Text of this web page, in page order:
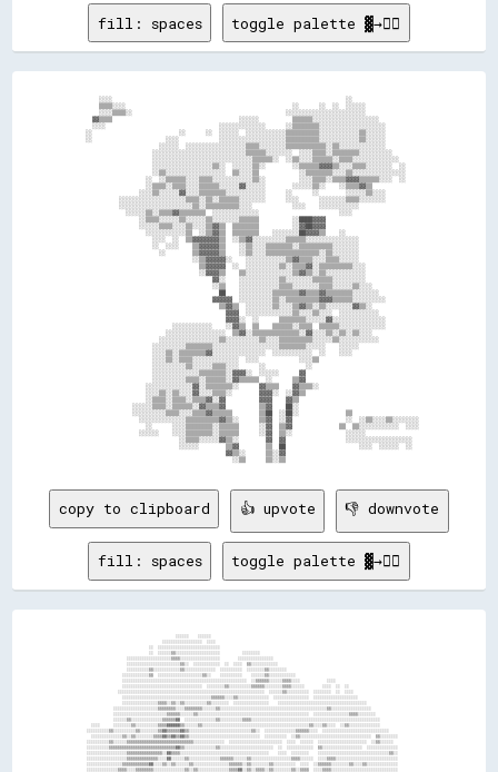
fill: spaces toggle palette ▓→✊🏽
      ░░░░                                                                      ░░
      ▒▒▒▒░░░░                                                  ░░      ░░  ░░  ░░░░░░
      ░░░░▒▒▒▒░░                                              ░░░░░░░░░░░░░░░░░░░░░░░░
    ▓▓▒▒▒▒                                      ░░░░░░          ▒▒▒▒▒▒░░░░░░░░░░░░░░░░░░░░
    ░░░░                                  ░░░░░░░░░░░░░░      ░░▒▒▒▒▒▒▒▒░░░░░░░░░░░░░░░░░░░░
  ░░                          ░░      ░░  ░░░░░░  ░░░░░░░░░░░░▒▒▒▒▒▒▒▒▒▒░░░░░░░░░░░░▒▒░░░░░░
  ░░                      ░░░░            ░░░░░░░░░░░░░░░░░░░░▒▒▒▒▒▒▒▒▒▒░░░░░░░░░░░░▒▒░░░░░░
                        ░░░░░░  ░░░░░░░░░░░░░░░░░░▒▒▒▒░░░░░░░░▒▒▒▒▒▒▒▒▒▒▒▒░░▒▒░░░░░░░░░░░░░░
                      ░░░░░░░░░░░░░░░░░░░░░░░░░░░░▒▒▒▒▒▒░░░░░░░░  ░░░░▒▒▒▒░░▒▒▒▒▒▒▒▒░░░░░░░░░░
                      ░░░░░░░░░░░░░░░░░░░░░░░░░░░░░░▒▒▒▒▒▒░░  ░░▒▒░░░░▒▒▒▒▒▒░░▒▒▒▒░░░░░░░░░░░░░░
                      ░░░░░░░░░░░░░░░░░░▒▒░░  ░░░░░░▒▒░░        ░░▒▒▒▒▒▒▓▓▓▓▒▒░░░░▒▒▒▒░░░░░░░░  ░░
                      ░░▒▒░░░░░░░░░░░░░░░░░░  ▒▒░░░░▒▒            ░░▒▒▒▒▒▒▒▒░░░░▒▒░░░░░░░░░░░░░░░░
                    ░░  ░░▒▒▒▒▒▒░░░░▒▒▒▒░░░░░░░░░░░░▒▒░░          ░░░░▒▒▒▒░░▒▒▒▒▓▓▓▓▒▒▒▒▒▒░░░░  ░░
                    ░░▒▒▒▒░░▒▒▒▒░░░░▒▒▒▒▒▒░░░░░░▓▓░░░░░░        ░░░░░░▒▒░░    ░░▒▒▒▒▓▓▒▒
                  ░░░░▒▒░░░░░░▓▓░░░░▒▒▒▒▒▒▒▒░░░░░░░░░░░░      ░░      ░░        ░░░░░░▒▒░░░░
            ░░░░░░░░░░░░░░░░░░░░▒▒▒▒░░▒▒░░▒▒▒▒▒▒░░░░░░░░      ░░░░      ░░░░░░░░▒▒▒▒░░░░░░░░
            ░░░░░░░░░░░░░░░░░░░░░░▒▒░░▒▒▒▒▒▒▒▒▒▒░░░░            ░░░░    ░░░░░░░░░░░░
              ░░░░░░▒▒░░▒▒▒▒▓▓▒▒▒▒▒▒▒▒  ░░░░░░░░░░░░░░                        ░░░░
                  ░░▒▒▒▒░░░░░░▒▒░░░░░░▒▒░░░░░░░░▒▒▒▒▒▒          ░░████▓▓▓▓
                  ░░░░░░▒▒▒▒░░░░▒▒░░░░▒▒▓▓▒▒  ▒▒▒▒▒▒▒▒          ░░▓▓██▓▓▓▓
                    ░░░░░░░░░░░░▒▒  ░░▒▒▓▓▒▒  ▒▒▒▒▒▒▒▒    ░░░░░░░░██▓▓▓▓▒▒    ░░
                      ░░░░  ░░  ▒▒▓▓▓▓▓▓▓▓▒▒  ░░▒▒▓▓░░░░░░░░░░▒▒▒▒▒▒░░░░░░░░░░░░░░░░
                      ░░  ░░░░    ▒▒▓▓▓▓▓▓▒▒    ░░▒▒░░░░▒▒▒▒▒▒▒▒░░▒▒▒▒▒▒▒▒▒▒░░░░░░░░
                        ░░        ▒▒▓▓▓▓▓▓▒▒    ░░▒▒░░░░▒▒▒▒▒▒▒▒▒▒▒▒▒▒▒▒░░▒▒░░░░░░░░
                                  ░░▒▒▓▓▓▓▓▓░░    ░░░░░░░░░░░░▒▒▓▓▒▒▒▒░░░░▒▒▒▒░░░░░░
                                    ▒▒▓▓▓▓▓▓  ░░  ░░░░░░░░░░▒▒░░▒▒▒▒▓▓░░▒▒▒▒▒▒▒▒▒▒░░░░
                                    ░░▓▓▓▓▒▒    ▒▒░░░░░░░░░░░░░░▒▒▓▓▒▒░░▒▒░░░░░░░░░░░░
                                        ▓▓░░    ░░░░░░░░░░░░▒▒░░░░░░░░▒▒▒▒▒▒░░░░░░░░░░
                                        ░░▒▒    ░░░░░░░░░░░░▒▒▒▒░░░░░░░░▒▒▒▒░░░░░░▒▒░░░░
                                          ██    ░░░░░░░░░░▒▒▒▒▒▒▒▒▓▓▒▒▒▒▓▓▒▒▒▒▒▒▒▒░░░░░░░░
                                        ▓▓▓▓▓▓  ░░░░░░░░░░▒▒░░▒▒▒▒▒▒▒▒▒▒▓▓▓▓▒▒▒▒▒▒░░░░░░░░░░
                                          ▒▒▓▓▒▒  ░░░░░░░░▒▒░░░░▒▒▓▓▒▒░░▒▒░░░░░░░░▓▓▒▒░░
                                            ▓▓▓▓  ░░░░░░░░░░░░░░▒▒░░░░▒▒░░░░  ░░░░░░░░░░░░
                                            ▓▓▓▓░░  ░░      ▒▒▒▒▒▒▒▒░░░░░░▓▓░░░░░░░░░░░░░░░░
                            ░░░░░░░░░░░░    ░░▓▓▒▒  ▒▒    ▒▒▒▒▒▒░░▒▒▒▒  ▒▒▒▒▒▒░░░░░░░░░░░░░░
                          ░░░░░░░░░░░░░░░░░░  ▒▒▓▓░░▒▒▒▒▒▒▒▒▒▒▒▒▒▒░░▓▓░░░░▒▒░░▒▒░░▒▒░░░░
                        ░░░░░░░░░░░░░░░░░░▒▒░░░░░░░░░░▒▒░░░░▒▒▒▒▒▒▒▒▒▒░░░░░░▒▒░░░░░░░░░░░░
                      ░░░░░░░░░░▒▒▒▒▒▒▒▒░░░░░░░░░░░░░░░░░░░░▒▒▒▒▒▒▒▒░░░░░░    ░░░░░░
                      ░░░░▒▒░░▒▒▒▒▒▒▒▒▓▓░░░░░░░░░░░░░░░░  ░░░░░░░░░░░░  ░░    ░░░░
                      ░░░░▒▒░░▒▒▒▒░░░░░░░░░░░░░░  ░░░░            ░░░░▒▒
                      ░░░░░░░░░░▒▒░░░░░░▒▒▒▒░░░░      ░░            ░░
                      ░░░░░░░░░░░░░░▒▒▒▒▒▒▒▒░░▓▓▓▓░░  ░░░░░░      ▓▓
                      ░░░░░░░░░░▒▒▒▒░░▒▒▒▒▒▒░░▓▓▒▒▒▒▒▒  ░░      ▒▒▓▓
                    ░░░░░░░░░░░░░░▓▓░░▒▒▒▒▒▒▒▒░░      ▓▓▒▒▒▒    ▓▓▒▒▒▒░░
                    ░░░░▒▒░░▒▒░░░░▓▓░░░░▒▒▒▒░░        ▓▓▓▓░░  ░░▓▓▒▒
                    ░░▒▒▒▒░░▒▒▒▒░░▒▒▒▒▓▓░░▓▓          ▓▓▓▓    ▓▓▒▒
                ░░░░░░▒▒▒▒░░▒▒▒▒▒▒░░▓▓▒▒▒▒▓▓          ▒▒▓▓    ██░░
                ░░░░░░░░░░▒▒▒▒░░░░▒▒▒▒▓▓▒▒▒▒▒▒        ▒▒██  ░░██░░              ▒▒
                  ░░░░░░░░░░░░░░▒▒▒▒▒▒▒▒▒▒▓▓▒▒░░      ▒▒▓▓  ░░▓▓                ░░  ░░▒▒░░░░▒▒░░░░░░░░
                    ░░      ░░░░▒▒▒▒▒▒▒▒░░▒▒▒▒▒▒      ░░▓▓  ▒▒▓▓              ▒▒  ▒▒░░░░░░░░░░░░  ░░░░
                  ░░░░░░    ░░░░▒▒▒▒▒▒▒▒░░▒▒▒▒▒▒      ░░▓▓  ▒▒░░                ░░░░░░
                              ░░▒▒▒▒░░░░░░▓▓▒▒░░        ▓▓  ▓▓                  ░░░░░░░░░░░░░░░░░░░░
                              ░░░░░░        ▒▒▓▓        ▒▒  ██                      ░░░░  ░░░░░░  ░░
                                            ▓▓▒▒░░      ▒▒░░▓▓
copy to clipboard 👍 upvote 👎 downvote
fill: spaces toggle palette ▓→✊🏽